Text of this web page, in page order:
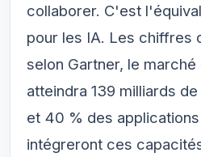
collaborer. C'est
pour les IA. Les chiffres
selon Gartner, le
atteindra 139 milliards
et 40 % des
intégreront ces